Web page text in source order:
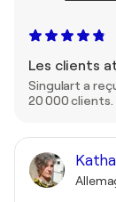
Les clients
Singulart a
20 000 clients.